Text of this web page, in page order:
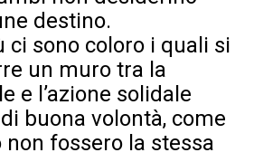
destino.
ci sono coloro i quali si
un muro tra la
e l’azione solidale
buona volontà, come
non fossero la stessa